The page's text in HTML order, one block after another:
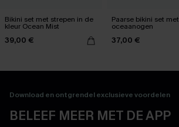
Bikini set met strepen in de
kleur Ocean Mist
39,00 €
Paarse bikini set met
oceaanogen
37,00 €
Download en ontgrendel exclusieve voordelen
BELEEF MEER MET DE APP